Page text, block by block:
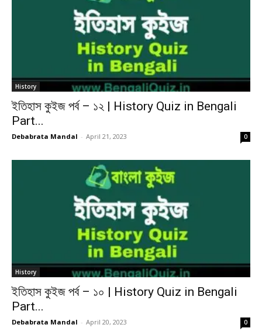
History
ইতিহাস কুইজ পর্ব – ১২ | History Quiz in Bengali
Part...
Debabrata Mandal - April 21, 2023 0
History
ইতিহাস কুইজ পর্ব – ১০ | History Quiz in Bengali
Part...
Debabrata Mandal - April 20, 2023 0